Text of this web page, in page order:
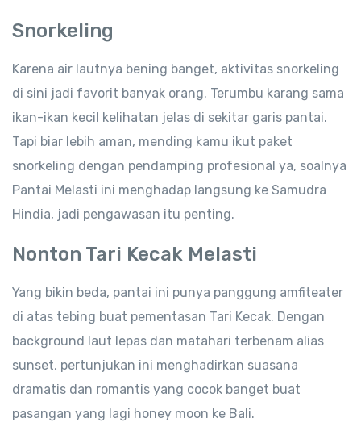
Snorkeling
Karena air lautnya bening banget, aktivitas snorkeling
di sini jadi favorit banyak orang. Terumbu karang sama
ikan-ikan kecil kelihatan jelas di sekitar garis pantai.
Tapi biar lebih aman, mending kamu ikut paket
snorkeling dengan pendamping profesional ya, soalnya
Pantai Melasti ini menghadap langsung ke Samudra
Hindia, jadi pengawasan itu penting.
Nonton Tari Kecak Melasti
Yang bikin beda, pantai ini punya panggung amfiteater
di atas tebing buat pementasan Tari Kecak. Dengan
background laut lepas dan matahari terbenam alias
sunset, pertunjukan ini menghadirkan suasana
dramatis dan romantis yang cocok banget buat
pasangan yang lagi honey moon ke Bali.